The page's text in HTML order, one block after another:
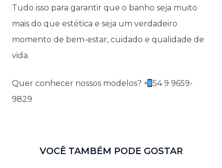
Tudo isso para garantir que o banho seja muito
mais do que estética e seja um verdadeiro
momento de bem-estar, cuidado e qualidade de
vida.
Quer conhecer nossos modelos?
54 9 9659-
9829
VOCÊ TAMBÉM PODE GOSTAR